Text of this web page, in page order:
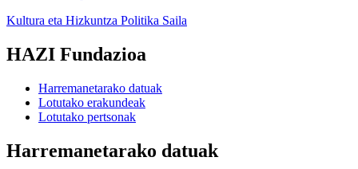
Kultura eta Hizkuntza Politika Saila
HAZI Fundazioa
Harremanetarako datuak
Lotutako erakundeak
Lotutako pertsonak
Harremanetarako datuak